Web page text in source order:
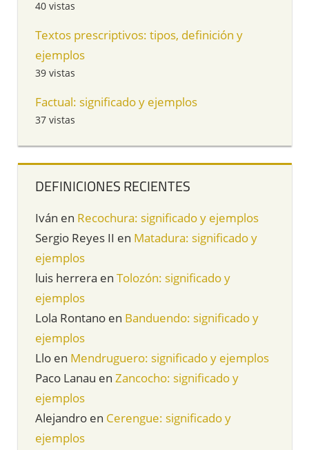
40 vistas
Textos prescriptivos: tipos, definición y
ejemplos
39 vistas
Factual: significado y ejemplos
37 vistas
DEFINICIONES RECIENTES
Iván en Recochura: significado y ejemplos
Sergio Reyes II en Matadura: significado y
ejemplos
luis herrera en Tolozón: significado y
ejemplos
Lola Rontano en Banduendo: significado y
ejemplos
Llo en Mendruguero: significado y ejemplos
Paco Lanau en Zancocho: significado y
ejemplos
Alejandro en Cerengue: significado y
ejemplos